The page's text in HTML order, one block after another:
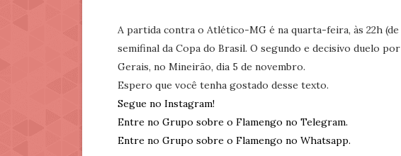
A partida contra o Atlético-MG é na quarta-feira, às 22h (de
semifinal da Copa do Brasil. O segundo e decisivo duelo
Gerais, no Mineirão, dia 5 de novembro.
Espero que você tenha gostado desse texto.
Segue no Instagram!
Entre no Grupo sobre o Flamengo no Telegram.
Entre no Grupo sobre o Flamengo no Whatsapp.